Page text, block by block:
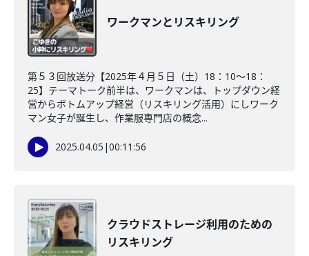
ワークマンとリスキリング
第５３回放送分【2025年４月５日（土）18：10～18：
25】テーマトーク前半は、ワークマンは、トップダウン経
営からボトムアップ経営（リスキリング活用）にしワーク
マン女子が誕生し、作業服専門店の概念...
2025.04.05 |00:11:56
クラウドストレージ利用のための
リスキリング